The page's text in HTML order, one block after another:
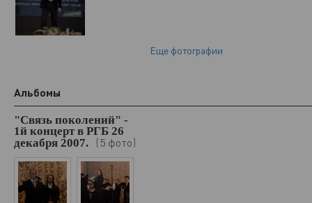
Еще фотографии
Альбомы
"Связь поколений" -
1й концерт в РГБ 26
декабря 2007.
(5 фото)